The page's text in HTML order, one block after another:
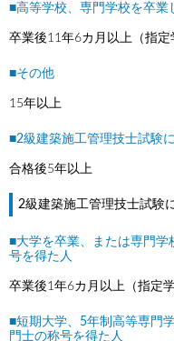
■高等学校、専門学校を卒業
卒業後11年6カ月以上（指定
■その他
15年以上
■2級建築施工管理技士試験
合格後5年以上
2級建築施工管理技士試験
■大学を卒業、または専門
号を得た人
卒業後1年6カ月以上（指定
■短期大学、5年制高等専門
門士の称号を得た人